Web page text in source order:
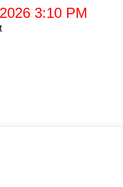
3:10 PM